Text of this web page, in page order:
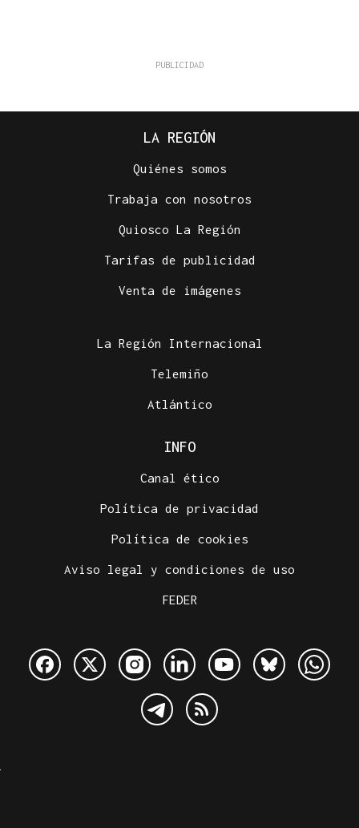
LA REGIÓN
Quiénes somos
Trabaja con nosotros
Quiosco La Región
Tarifas de publicidad
Venta de imágenes
La Región Internacional
Telemiño
Atlántico
INFO
Canal ético
Política de privacidad
Política de cookies
Aviso legal y condiciones de uso
FEDER